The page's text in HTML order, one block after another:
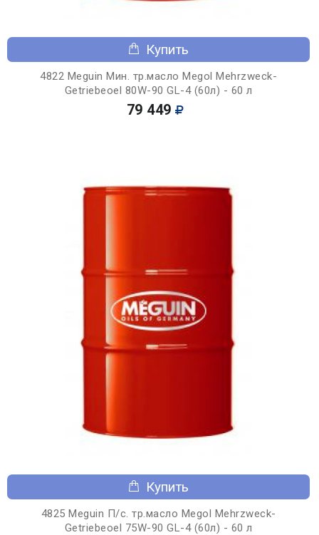
Купить
4822 Meguin Мин. тр.масло Megol Mehrzweck-
Getriebeoel 80W-90 GL-4 (60л) - 60 л
79 449
Купить
4825 Meguin П/с. тр.масло Megol Mehrzweck-
Getriebeoel 75W-90 GL-4 (60л) - 60 л